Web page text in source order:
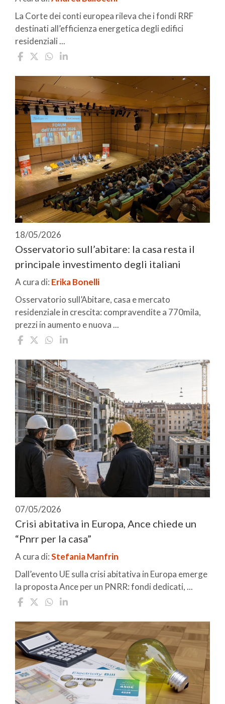
La Corte dei conti europea rileva che i fondi RRF
destinati all’efficienza energetica degli edifici
residenziali ...
18/05/2026
Osservatorio sull’abitare: la casa resta il
principale investimento degli italiani
A cura di: Erika Bonelli
Osservatorio sull’Abitare, casa e mercato
residenziale in crescita: compravendite a 770mila,
prezzi in aumento e nuova ...
07/05/2026
Crisi abitativa in Europa, Ance chiede un
“Pnrr per la casa”
A cura di:Stefania Manfrin
Dall’evento UE sulla crisi abitativa in Europa emerge
la proposta Ance per un PNRR: fondi dedicati, ...